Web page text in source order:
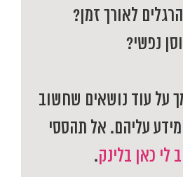
לאורך זמן?
נפשי?
על עוד נושאים שחשוב
עליהם. אל תהססי
לי כאן בלינק.